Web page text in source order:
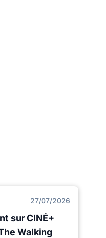
27/07/2026
sur CINÉ+
Walking